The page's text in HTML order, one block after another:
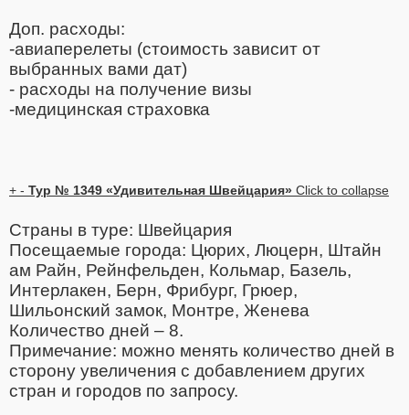
Доп. расходы:
-авиаперелеты (стоимость зависит от
выбранных вами дат)
- расходы на получение визы
-медицинская страховка
+ - Тур № 1349 «Удивительная Швейцария» Click to collapse
Страны в туре: Швейцария
Посещаемые города: Цюрих, Люцерн, Штайн
ам Райн, Рейнфельден, Кольмар, Базель,
Интерлакен, Берн, Фрибург, Грюер,
Шильонский замок, Монтре, Женева
Количество дней – 8.
Примечание: можно менять количество дней в
сторону увеличения с добавлением других
стран и городов по запросу.